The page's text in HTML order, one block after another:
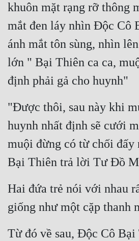
khuôn mặt rạng rỡ thông
mắt đen láy nhìn Độc Cô
ánh mắt tôn sùng, nhìn
lớn " Bại Thiên ca ca,
định phải gả cho huynh"
"Được thôi, sau này khi
huynh nhất định sẽ cưới
muội đừng có từ chối đấy
Bại Thiên trả lời Tư Đồ
Hai đứa trẻ nói với nhau
giống như một cặp thanh
Từ đó về sau, Độc Cô